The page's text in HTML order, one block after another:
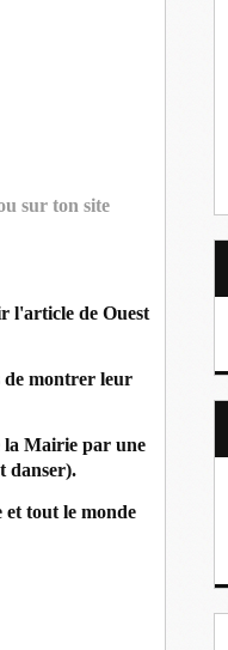
l'article de Ouest
de montrer leur
la Mairie par une
danser).
et tout le monde